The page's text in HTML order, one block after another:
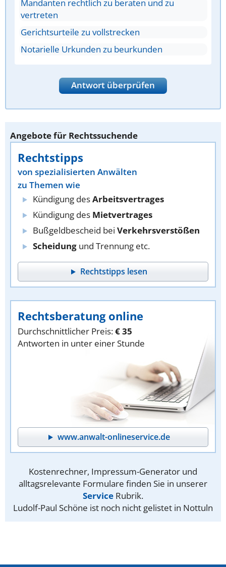
Mandanten rechtlich zu beraten und zu
vertreten
Gerichtsurteile zu vollstrecken
Notarielle Urkunden zu beurkunden
Antwort überprüfen
Angebote für Rechtssuchende
Rechtstipps
von spezialisierten Anwälten
zu Themen wie
Kündigung desArbeitsvertrages
Kündigung des Mietvertrages
Bußgeldbescheid bei Verkehrsverstößen
Scheidung und Trennung etc.
Rechtstipps lesen
Rechtsberatung online
Durchschnittlicher Preis:€ 35
Antworten in unter einer Stunde
www.anwalt-onlineservice.de
Kostenrechner, Impressum-Generator und
alltagsrelevante Formulare finden Sie in unserer
Service Rubrik.
Ludolf-Paul Schöne ist noch nicht gelistet in Nottuln